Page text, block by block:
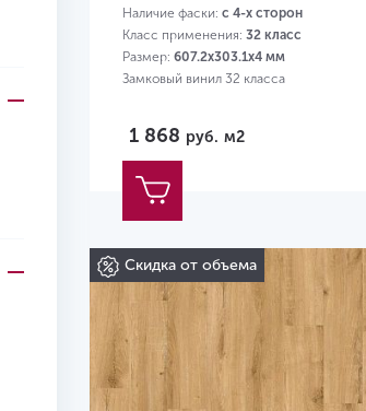
Наличие фаски: с 4-х сторон
Класс применения: 32 класс
Размер: 607.2х303.1х4 мм
Замковый винил 32 класса
1 868 руб. м2
Скидка от объема